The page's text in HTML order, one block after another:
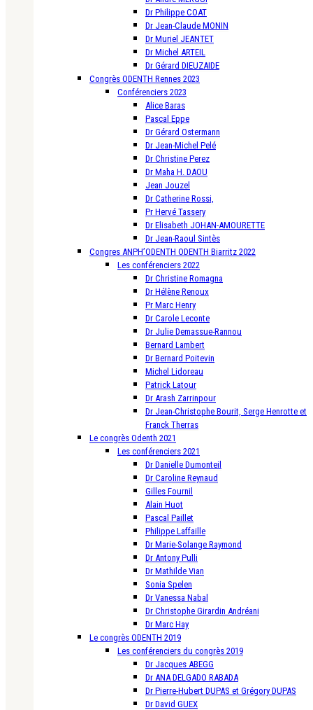
Dr Philippe COAT
Dr Jean-Claude MONIN
Dr Muriel JEANTET
Dr Michel ARTEIL
Dr Gérard DIEUZAIDE
Congrès ODENTH Rennes 2023
Conférenciers 2023
Alice Baras
Pascal Eppe
Dr Gérard Ostermann
Dr Jean-Michel Pelé
Dr Christine Perez
Dr Maha H. DAOU
Jean Jouzel
Dr Catherine Rossi,
Pr Hervé Tassery
Dr Elisabeth JOHAN-AMOURETTE
Dr Jean-Raoul Sintès
Congres ANPH’ODENTH ODENTH Biarritz 2022
Les conférenciers 2022
Dr Christine Romagna
Dr Hélène Renoux
Pr Marc Henry
Dr Carole Leconte
Dr Julie Demassue-Rannou
Bernard Lambert
Dr Bernard Poitevin
Michel Lidoreau
Patrick Latour
Dr Arash Zarrinpour
Dr Jean-Christophe Bourit, Serge Henrotte et
Franck Therras
Le congrès Odenth 2021
Les conférenciers 2021
Dr Danielle Dumonteil
Dr Caroline Reynaud
Gilles Fournil
Alain Huot
Pascal Paillet
Philippe Laffaille
Dr Marie-Solange Raymond
Dr Antony Pulli
Dr Mathilde Vian
Sonia Spelen
Dr Vanessa Nabal
Dr Christophe Girardin Andréani
Dr Marc Hay
Le congrès ODENTH 2019
Les conférenciers du congrès 2019
Dr Jacques ABEGG
Dr ANA DELGADO RABADA
Dr Pierre-Hubert DUPAS et Grégory DUPAS
Dr David GUEX